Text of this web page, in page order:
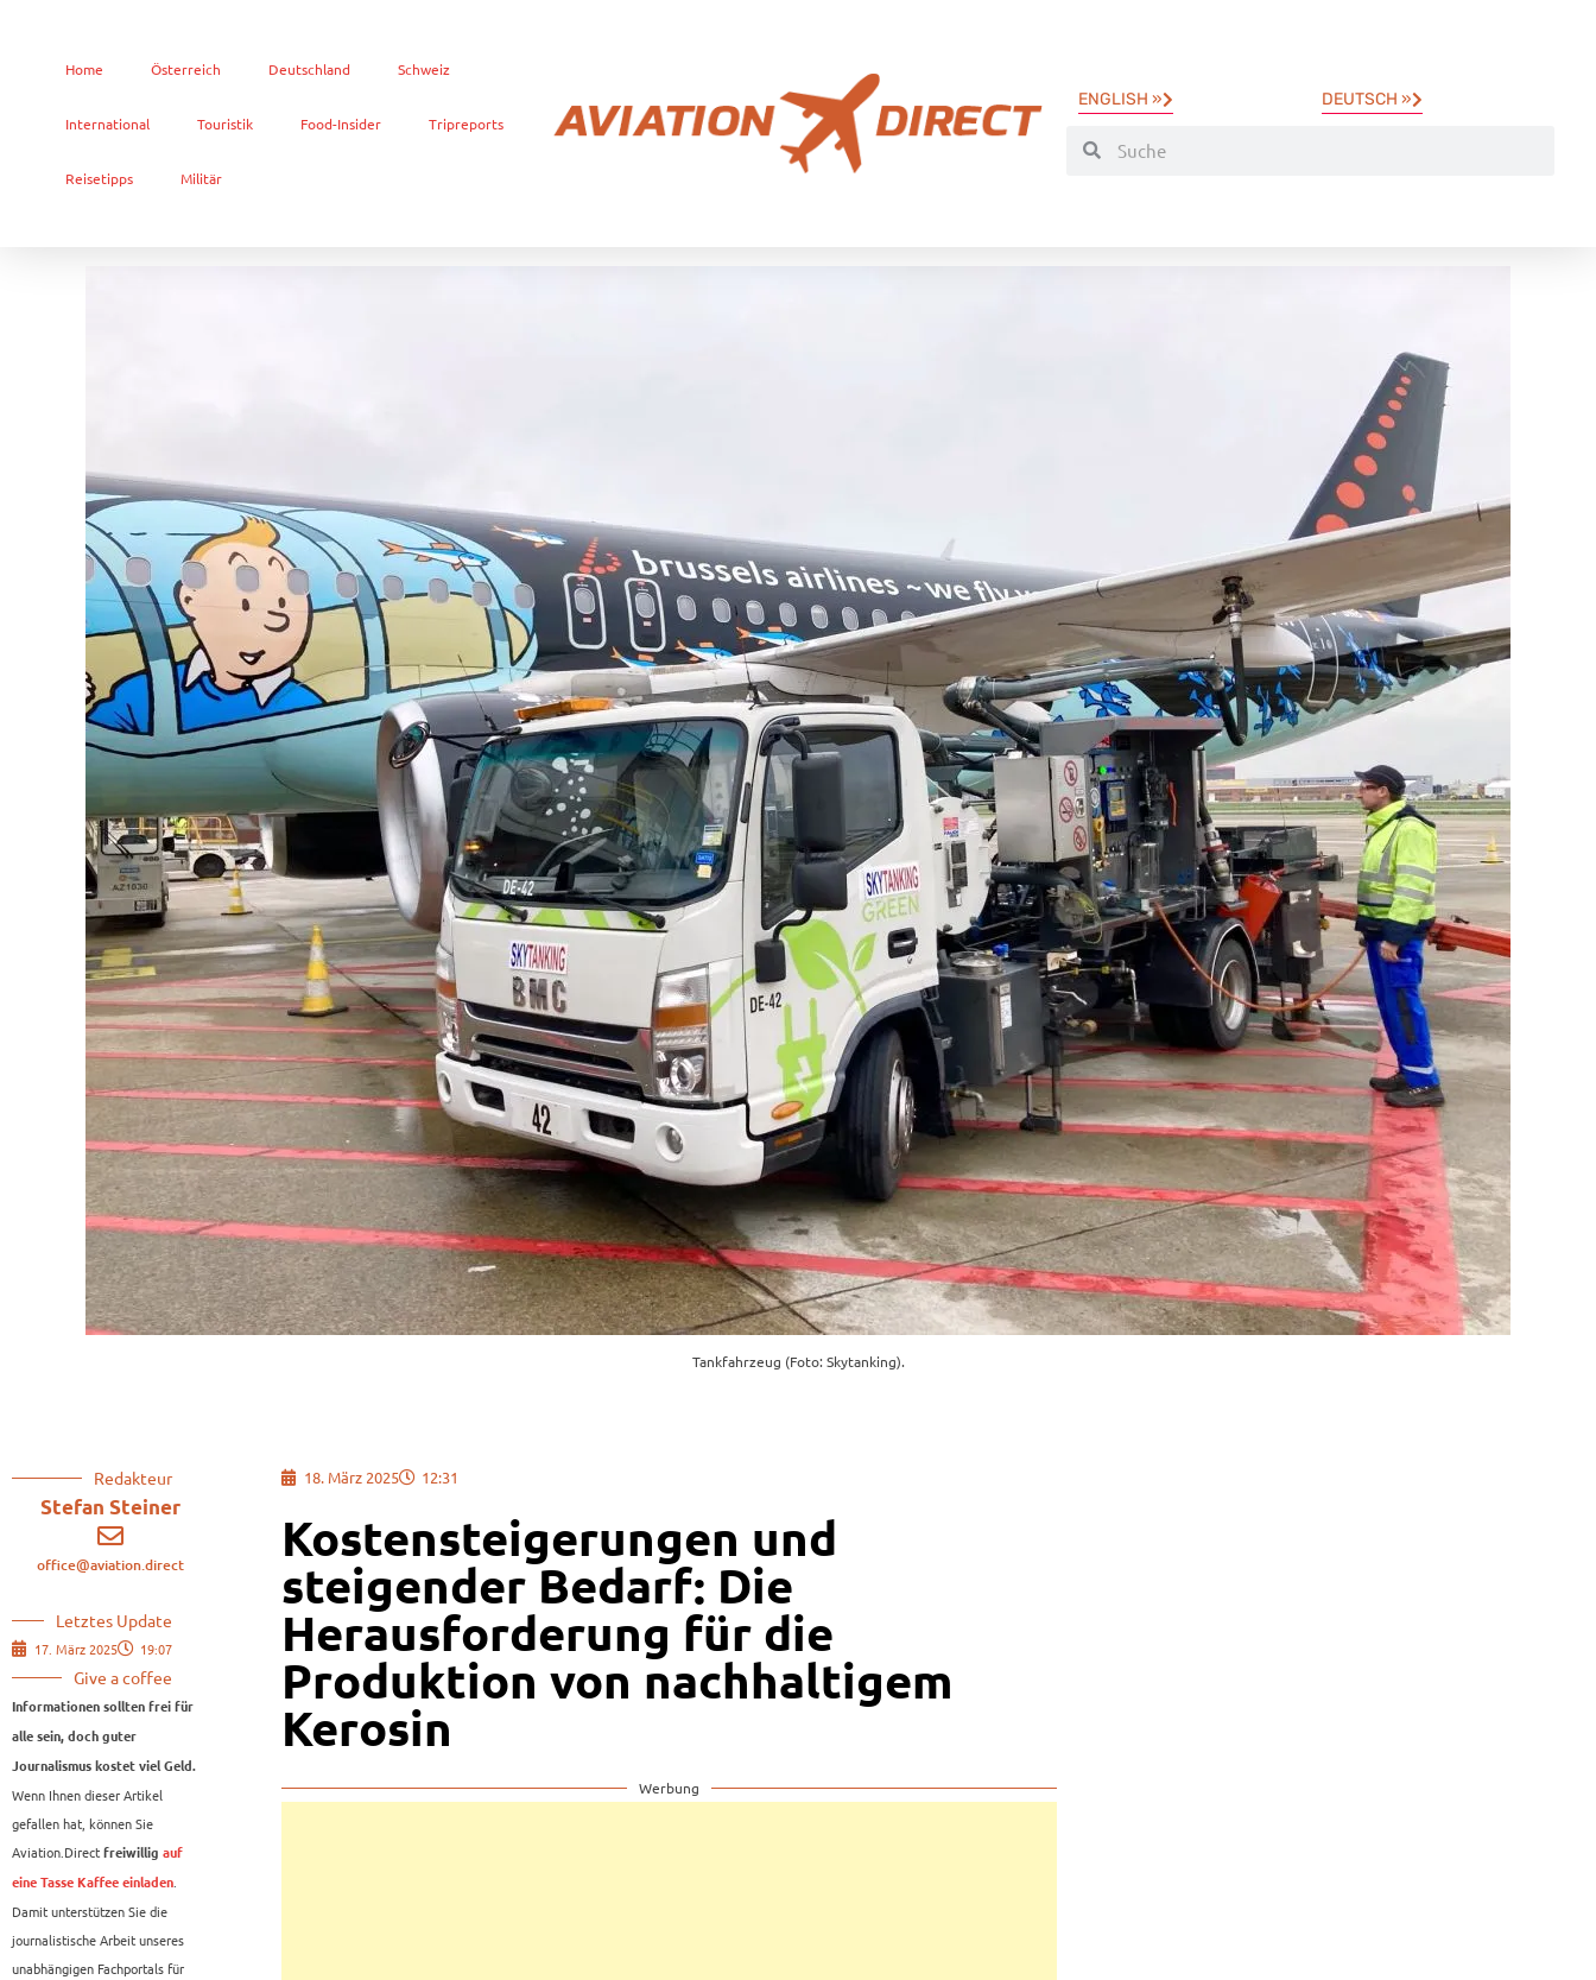
Home Österreich Deutschland Schweiz
International Touristik Food-Insider Tripreports
Reisetipps Militär
ENGLISH » DEUTSCH »
Tankfahrzeug (Foto: Skytanking).
Redakteur
Stefan Steiner
office@aviation.direct
Letztes Update
17. März 2025 19:07
Give a coffee
Informationen sollten frei für
alle sein, doch guter
Journalismus kostet viel Geld.
Wenn Ihnen dieser Artikel
gefallen hat, können Sie
Aviation.Direct freiwillig auf
eine Tasse Kaffee einladen.
Damit unterstützen Sie die
journalistische Arbeit unseres
unabhängigen Fachportals für
18. März 2025 12:31
Kostensteigerungen und
steigender Bedarf: Die
Herausforderung für die
Produktion von nachhaltigem
Kerosin
Werbung